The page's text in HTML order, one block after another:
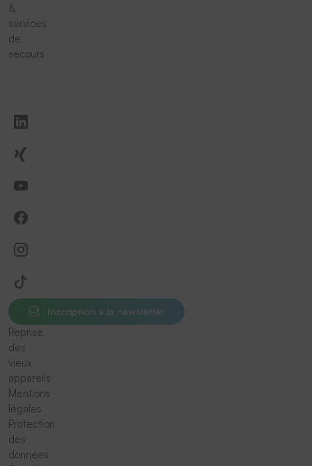
&
services
de
secours
Inscription à la newsletter
Reprise
des
vieux
appareils
Mentions
légales
Protection
des
données